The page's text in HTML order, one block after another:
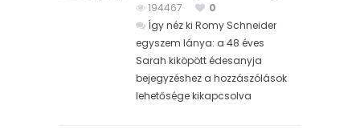
194467
0
Így néz ki Romy Schneider
egyszem lánya: a 48 éves
Sarah kiköpött édesanyja
bejegyzéshez a hozzászólások
lehetősége kikapcsolva